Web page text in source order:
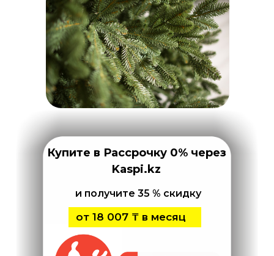
Купите в Рассрочку 0% через
Kaspi.kz
от 18 007 ₸ в месяц
и получите 35 % скидку